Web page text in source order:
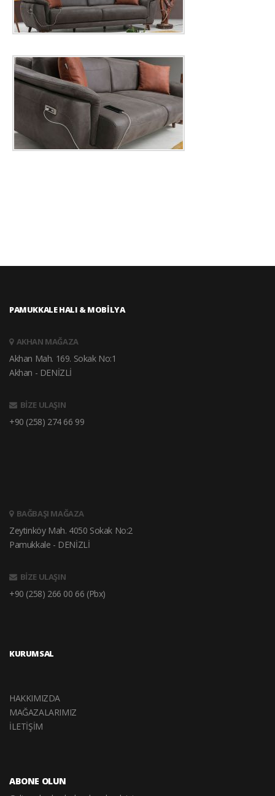
PAMUKKALE HALI & MOBİLYA
AKHAN MAĞAZA
Akhan Mah. 169. Sokak No:1
Akhan - DENİZLİ
BİZE ULAŞIN
+90 (258) 274 66 99
BAĞBAŞI MAĞAZA
Zeytinköy Mah. 4050 Sokak No:2
Pamukkale - DENİZLİ
BİZE ULAŞIN
+90 (258) 266 00 66 (Pbx)
KURUMSAL
HAKKIMIZDA
MAĞAZALARIMIZ
İLETİŞİM
ABONE OLUN